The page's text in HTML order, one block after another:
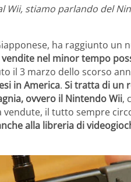
Wii, stiamo parlando del
ha raggiunto un
nel minor tempo
il 3 marzo dello scorso
in America. Si tratta di un
ovvero il Nintendo Wii,
il tutto sempre
alla libreria di